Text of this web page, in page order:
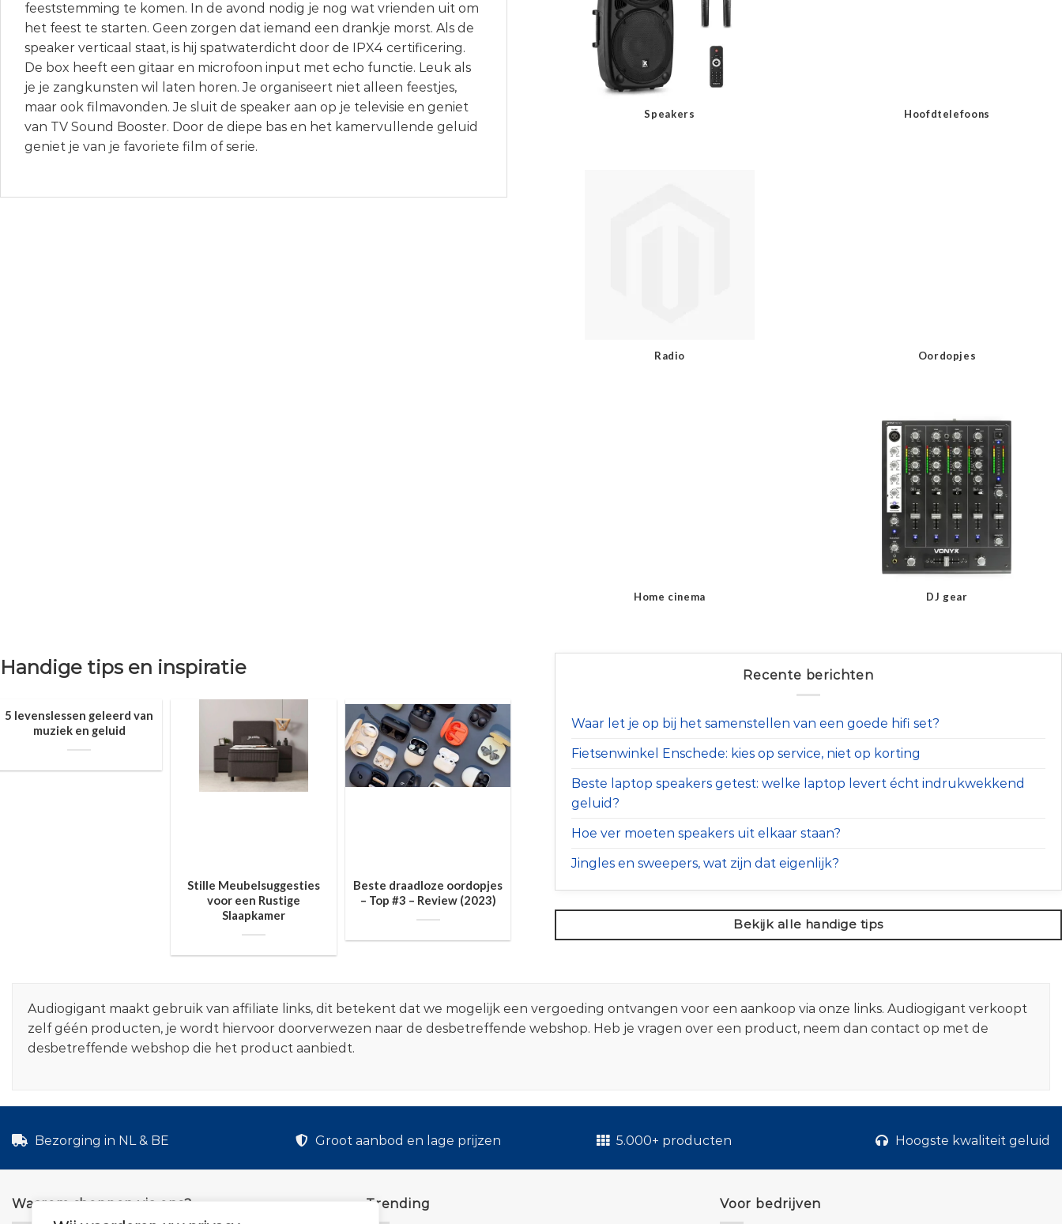
feeststemming te komen. In de avond nodig je nog wat vrienden uit om
het feest te starten. Geen zorgen dat iemand een drankje morst. Als de
speaker verticaal staat, is hij spatwaterdicht door de IPX4 certificering.
De box heeft een gitaar en microfoon input met echo functie. Leuk als
je je zangkunsten wil laten horen. Je organiseert niet alleen feestjes,
maar ook filmavonden. Je sluit de speaker aan op je televisie en geniet
van TV Sound Booster. Door de diepe bas en het kamervullende geluid
geniet je van je favoriete film of serie.
Speakers Hoofdtelefoons
Radio Oordopjes
Home cinema DJ gear
Handige tips en inspiratie
5 levenslessen geleerd van
muziek en geluid
Stille Meubelsuggesties
voor een Rustige
Slaapkamer
Beste draadloze oordopjes
– Top #3 – Review (2023)
Recente berichten
Waar let je op bij het samenstellen van een goede hifi set?
Fietsenwinkel Enschede: kies op service, niet op korting
Beste laptop speakers getest: welke laptop levert écht indrukwekkend
geluid?
Hoe ver moeten speakers uit elkaar staan?
Jingles en sweepers, wat zijn dat eigenlijk?
Bekijk alle handige tips
Audiogigant maakt gebruik van affiliate links, dit betekent dat we mogelijk een vergoeding ontvangen voor een aankoop via onze links. Audiogigant verkoopt
zelf géén producten, je wordt hiervoor doorverwezen naar de desbetreffende webshop. Heb je vragen over een product, neem dan contact op met de
desbetreffende webshop die het product aanbiedt.
Bezorging in NL & BE Groot aanbod en lage prijzen 5.000+ producten Hoogste kwaliteit geluid
Waarom shoppen via ons? Trending Voor bedrijven